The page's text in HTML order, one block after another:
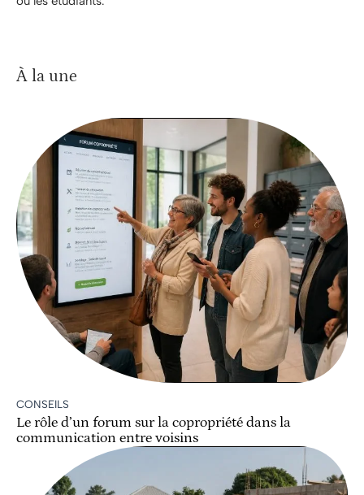
À la une
CONSEILS
Le rôle d’un forum sur la copropriété dans la
communication entre voisins